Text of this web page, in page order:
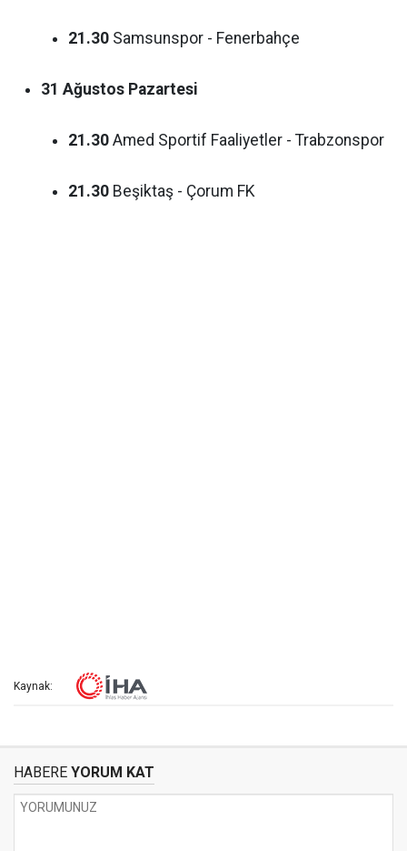
21.30 Samsunspor - Fenerbahçe
31 Ağustos Pazartesi
21.30 Amed Sportif Faaliyetler - Trabzonspor
21.30 Beşiktaş - Çorum FK
Kaynak:
HABERE YORUM KAT